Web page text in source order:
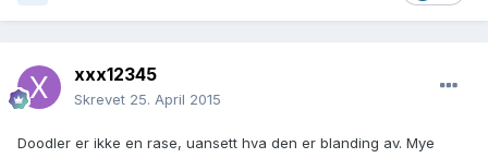
xxx12345
Skrevet 25. April 2015
Doodler er ikke en rase, uansett hva den er blanding av. Mye